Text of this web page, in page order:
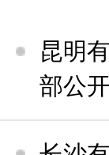
昆明
部公